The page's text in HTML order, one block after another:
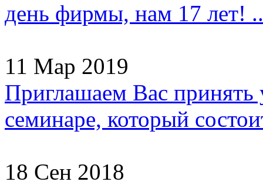
день фирмы, нам 17 лет!
11 Мар 2019
Приглашаем Вас принять
семинаре, который
18 Сен 2018